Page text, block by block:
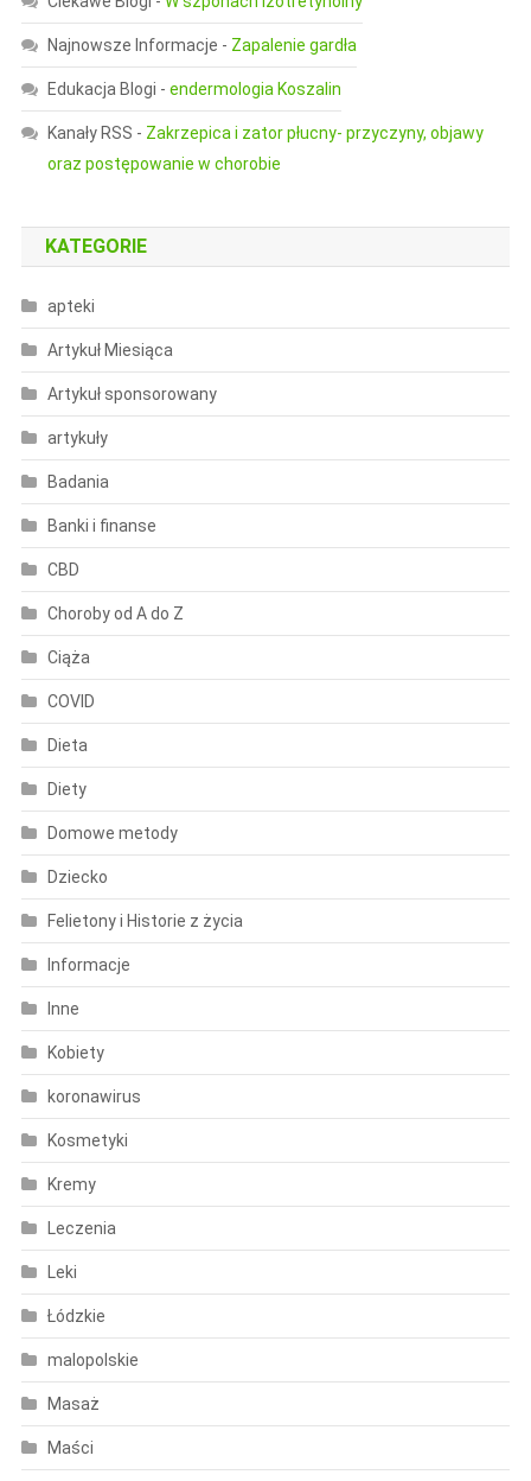
Najnowsze Informacje - Zapalenie gardła
Edukacja Blogi - endermologia Koszalin
Kanały RSS - Zakrzepica i zator płucny- przyczyny, objawy
oraz postępowanie w chorobie
KATEGORIE
apteki
Artykuł Miesiąca
Artykuł sponsorowany
artykuły
Badania
Banki i finanse
CBD
Choroby od A do Z
Ciąża
COVID
Dieta
Diety
Domowe metody
Dziecko
Felietony i Historie z życia
Informacje
Inne
Kobiety
koronawirus
Kosmetyki
Kremy
Leczenia
Leki
Łódzkie
malopolskie
Masaż
Maści